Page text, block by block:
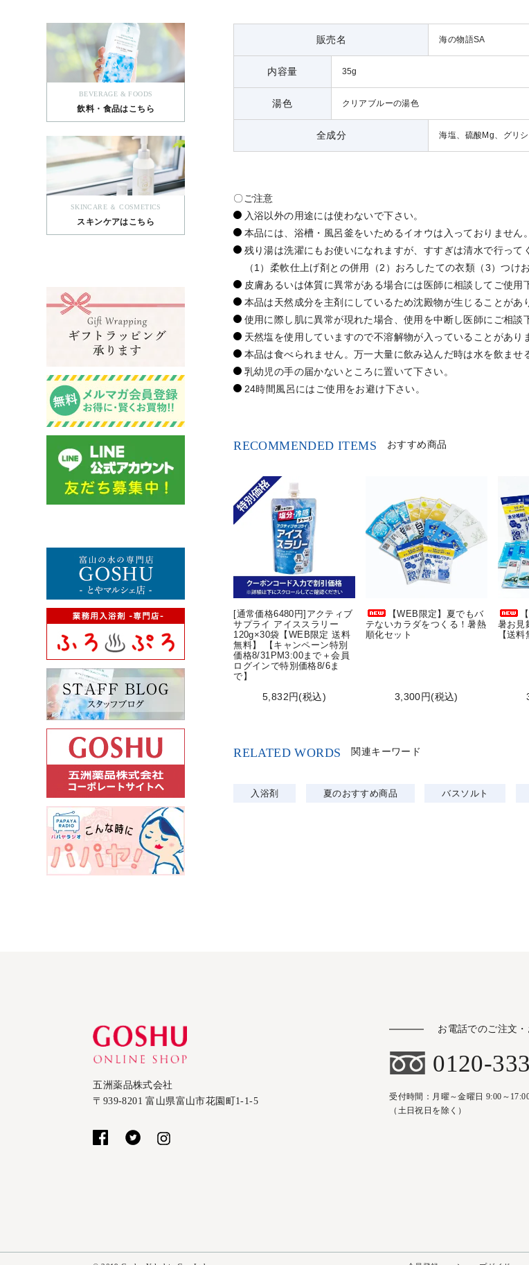
BEVERAGE & FOODS
飲料・食品はこちら
SKINCARE ＆ COSMETICS
スキンケアはこちら
販売名 海の物語SA
内容量 35g
湯色 クリアブルーの湯色
全成分 海塩、硫酸Mg、グリ
〇ご注意
入浴以外の用途には使わないで下さい。
本品には、浴槽・風呂釜をいためるイオウは入っておりません。
残り湯は洗濯にもお使いになれますが、すすぎは清水で行って
（1）柔軟仕上げ剤との併用（2）おろしたての衣類（3）つけ
皮膚あるいは体質に異常がある場合には医師に相談してご使用
本品は天然成分を主剤にしているため沈殿物が生じることが
使用に際し肌に異常が現れた場合、使用を中断し医師にご相談
天然塩を使用していますので不溶解物が入っていることがあり
本品は食べられません。万一大量に飲み込んだ時は水を飲ませ
乳幼児の手の届かないところに置いて下さい。
24時間風呂にはご使用をお避け下さい。
RECOMMENDED ITEMS おすすめ商品
[通常価格6480円]アクティブ
サプライ アイススラリー
120g×30袋【WEB限定 送料
無料】 【キャンペーン特別
価格8/31PM3:00まで＋会員
ログインで特別価格8/6ま
で】
5,832円(税込)
【WEB限定】夏でもバ
テないカラダをつくる！暑熱
順化セット
3,300円(税込)
暑お見
【送料
RELATED WORDS 関連キーワード
入浴剤 夏のおすすめ商品 バスソルト
五洲薬品株式会社
〒939-8201 富山県富山市花園町1-1-5
お電話でのご注文
0120-
受付時間：月曜～金曜日 9:00～
（土日祝日を除く）